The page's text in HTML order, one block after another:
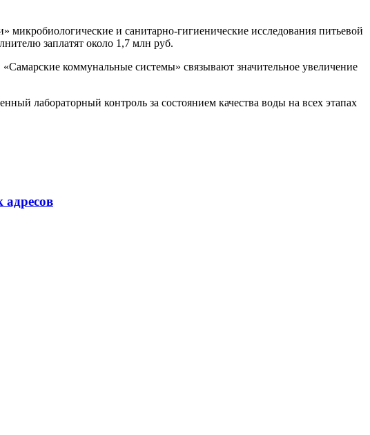
и санитарно-гигиенические исследования питьевой
заплатят около 1,7 млн руб.
коммунальные системы» связывают значительное увеличение
лабораторный контроль за состоянием качества воды на всех этапах
адресов